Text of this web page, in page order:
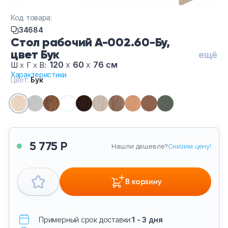
Стол рабочий А-002.60-Бу,
цвет Бук
ещё
Шх Г х В: 120х 60х 76 см
Характеристики
Код товара:
34684
5 775 Р Нашли дешевле?Снизим цену!
В корзину
Примерный срок доставки:1 - 3 дня
Цвет:Бук
Офисные диваны
Обеденная зона
Искусственные растения
Кашпо